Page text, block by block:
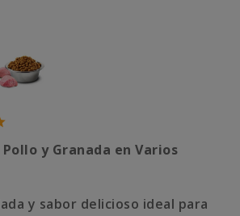
Pollo y Granada en Varios
y sabor delicioso ideal para